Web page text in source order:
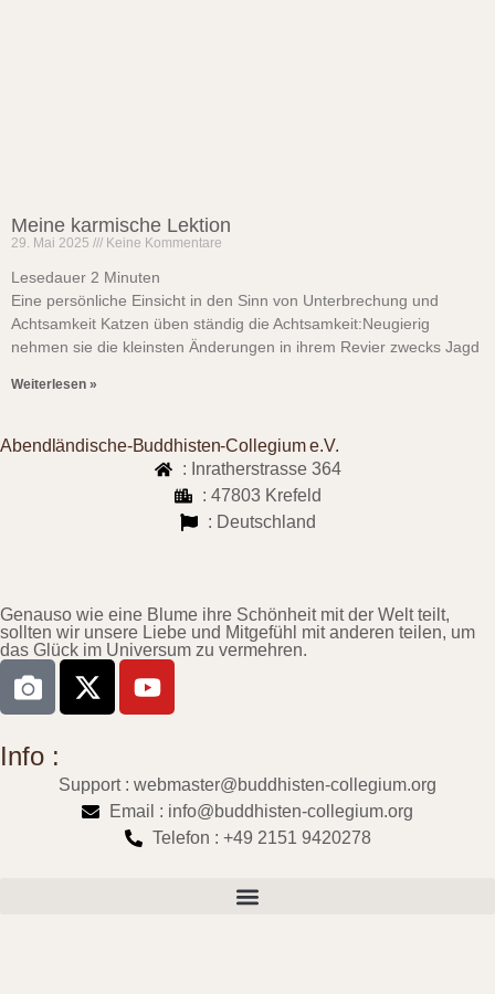
Meine karmische Lektion
29. Mai 2025 Keine Kommentare
Lesedauer 2 Minuten
Eine persönliche Einsicht in den Sinn von Unterbrechung und
Achtsamkeit Katzen üben ständig die Achtsamkeit:Neugierig
nehmen sie die kleinsten Änderungen in ihrem Revier zwecks Jagd
Weiterlesen »
Abendländische-Buddhisten-Collegium e.V.
: Inratherstrasse 364
: 47803 Krefeld
: Deutschland
Genauso wie eine Blume ihre Schönheit mit der Welt teilt,
sollten wir unsere Liebe und Mitgefühl mit anderen teilen, um
das Glück im Universum zu vermehren.
Info :
Support : webmaster@buddhisten-collegium.org
Email : info@buddhisten-collegium.org
Telefon : +49 2151 9420278